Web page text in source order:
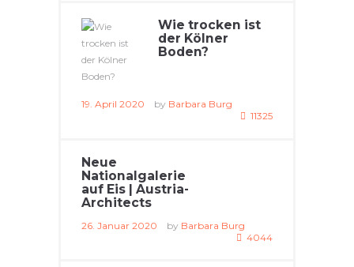
Wie trocken ist
der Kölner
Boden?
19. April 2020 by Barbara Burg
11325
Neue
Nationalgalerie
auf Eis | Austria-
Architects
26. Januar 2020 by Barbara Burg
4044